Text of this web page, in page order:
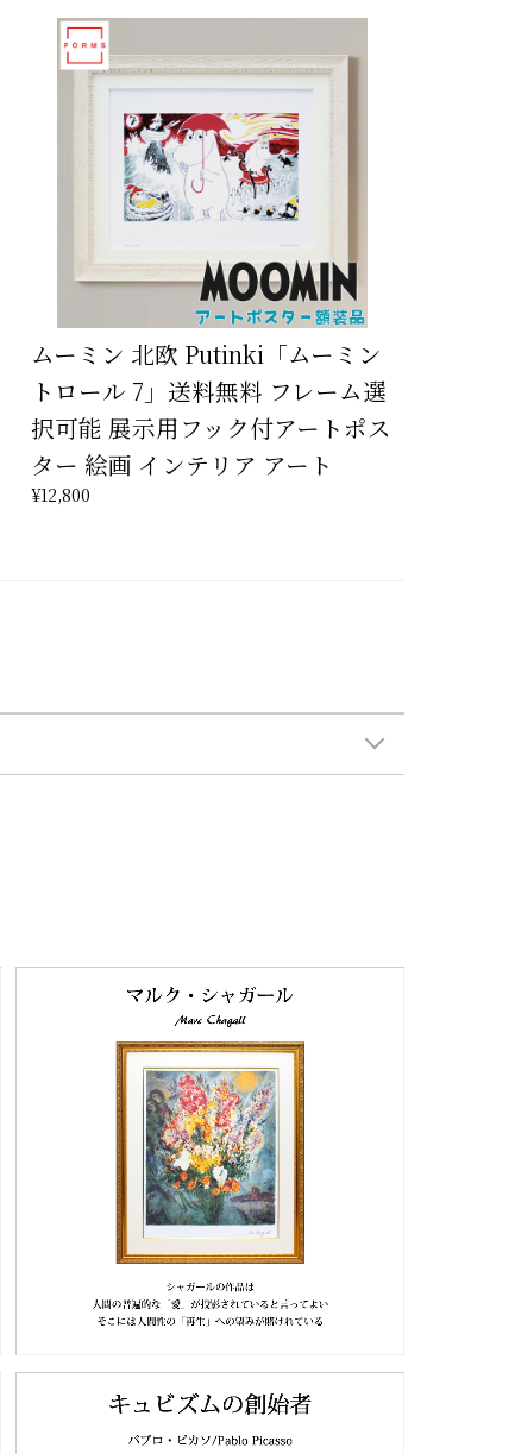
ムーミン 北欧 Putinki「ムーミン
トロール 7」送料無料 フレーム選
択可能 展示用フック付アートポス
ター 絵画 インテリア アート
¥12,800